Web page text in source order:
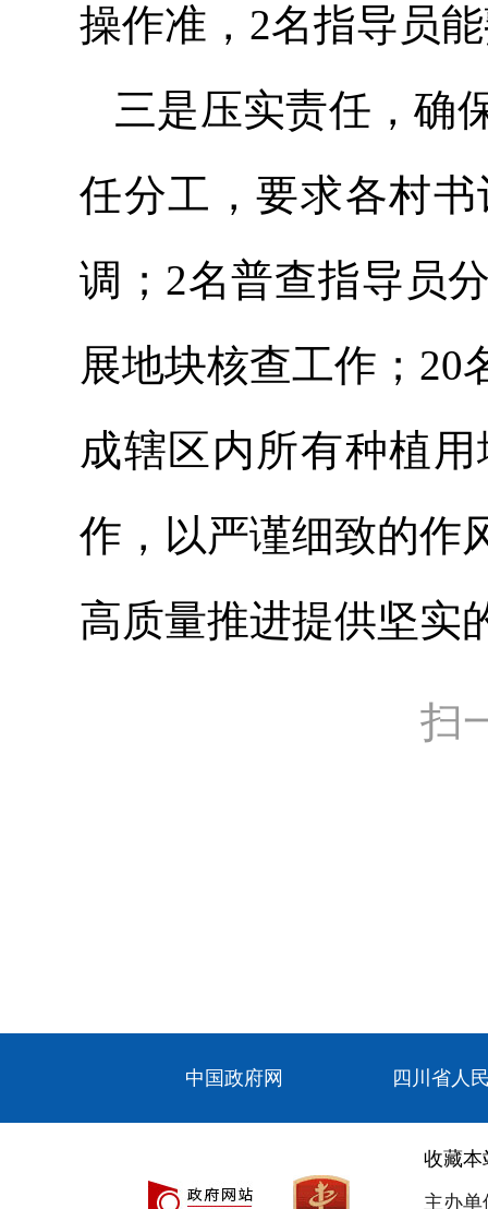
操作准，2名指导员
三是压实责任，确
任分工，要求各村
调；2名普查指导员
展地块核查工作；20
成辖区内所有种植
作，以严谨细致的作
高质量推进提供坚实
扫
中国政府网 四川省人
收藏本
主办